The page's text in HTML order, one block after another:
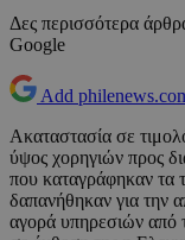
Δες περισσότερα
Google
Add
Ακαταστασία σε
ύψος χορηγιών προς
που καταγράφηκαν τα
δαπανήθηκαν για την
αγορά υπηρεσιών από